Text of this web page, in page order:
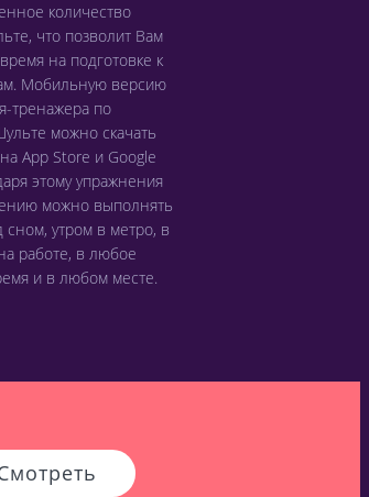
количество
что позволит Вам
на подготовке к
Мобильную версию
тренажера по
можно скачать
App Store и Google
этому упражнения
можно выполнять
сном, утром в метро, в
работе, в любое
и в любом месте.